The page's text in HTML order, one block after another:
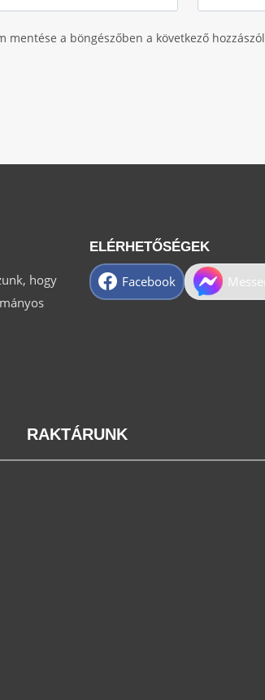
a böngészőben a következő
hogy
ELÉRHETŐSÉGEK
Facebook
RAKTÁRUNK